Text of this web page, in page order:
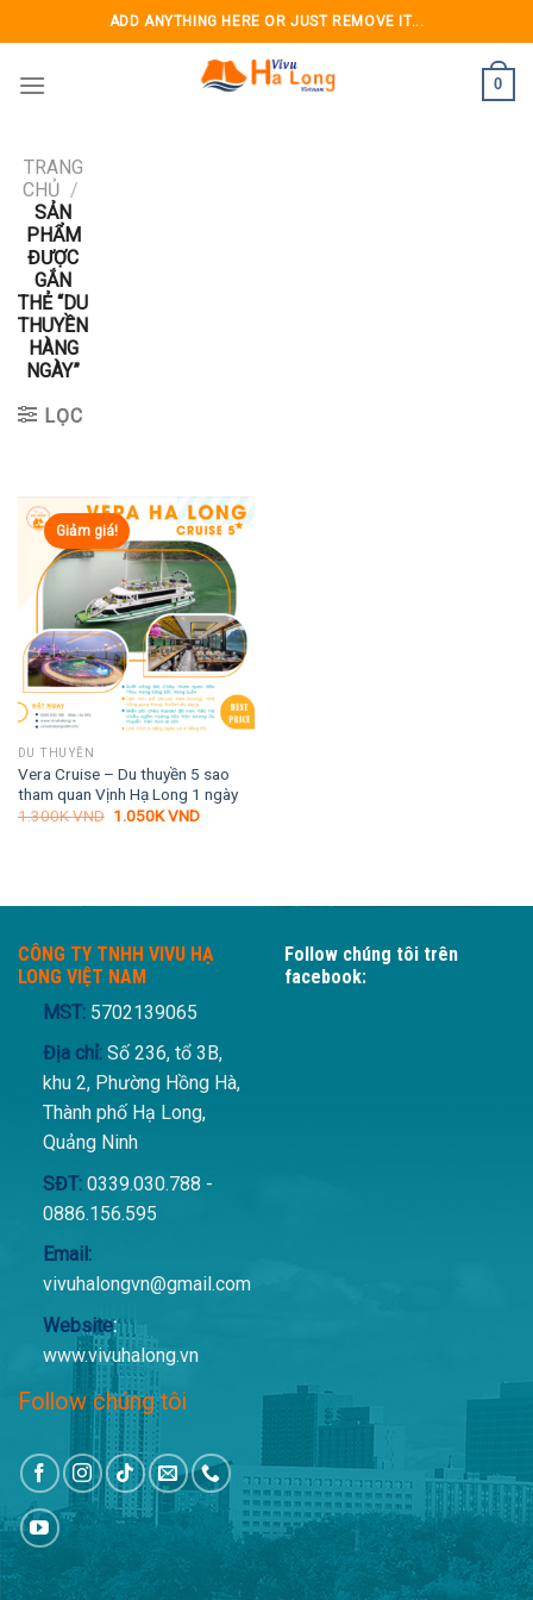
to
content
ADD ANYTHING HERE OR JUST REMOVE IT...
0
TRANG
CHỦ /
SẢN
PHẨM
ĐƯỢC
GẮN
THẺ “DU
THUYỀN
HÀNG
NGÀY”
LỌC
Giảm giá!
DU THUYỀN
Vera Cruise – Du thuyền 5 sao
tham quan Vịnh Hạ Long 1 ngày
1.300KVND Giá
1.050KVNDGiá
CÔNG TY TNHH VIVU HẠ
LONG VIỆT NAM
MST: 5702139065
Địa chỉ:Số 236, tổ 3B,
khu 2, Phường Hồng Hà,
Thành phố Hạ Long,
Quảng Ninh
SĐT:0339.030.788 -
0886.156.595
Email:
vivuhalongvn@gmail.com
Website:
www.vivuhalong.vn
Follow chúng tôi
Follow chúng tôi trên
facebook: